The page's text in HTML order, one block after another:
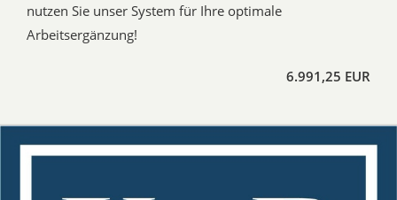
nutzen Sie unser System für Ihre optimale
Arbeitsergänzung!
6.991,25 EUR